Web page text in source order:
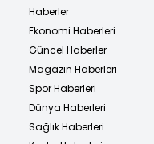
Haberler
Ekonomi Haberleri
Güncel Haberler
Magazin Haberleri
Spor Haberleri
Dünya Haberleri
Sağlık Haberleri